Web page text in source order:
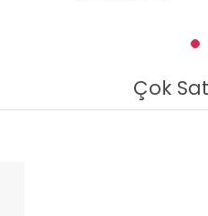
Çok